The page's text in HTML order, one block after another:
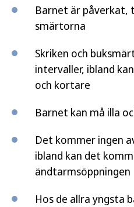
Barnet är
smärtorna
Skriken och
intervaller, ibland
och kortare
Barnet kan må illa
Det kommer ingen
ibland kan det
ändtarmsöppningen
Hos de allra yngsta